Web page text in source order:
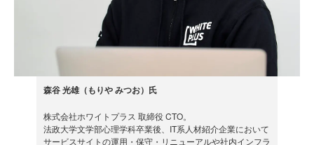
森谷 光雄（もりや みつお）氏
株式会社ホワイトプラス 取締役 CTO。
法政大学文学部心理学科卒業後、IT系人材紹介企業において
サービスサイトの運用・保守・リニューアルや社内インフラ